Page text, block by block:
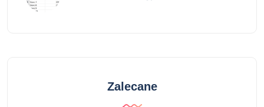
Zalecane